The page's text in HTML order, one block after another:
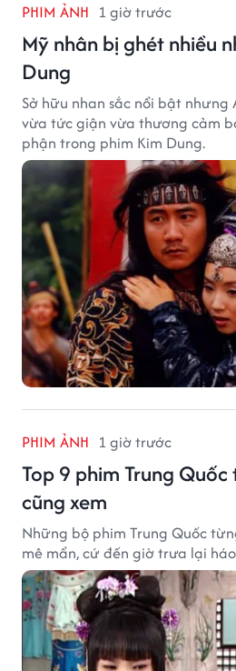
PHIM ẢNH 1 giờ trước
Mỹ nhân bị ghét nhiều
Dung
Sở hữu nhan sắc nổi bật nhưng
vừa tức giận vừa thương cảm
phận trong phim Kim Dung.
PHIM ẢNH 1 giờ trước
Top 9 phim Trung
cũng xem
Những bộ phim Trung Quốc
mê mẩn, cứ đến giờ trưa lại